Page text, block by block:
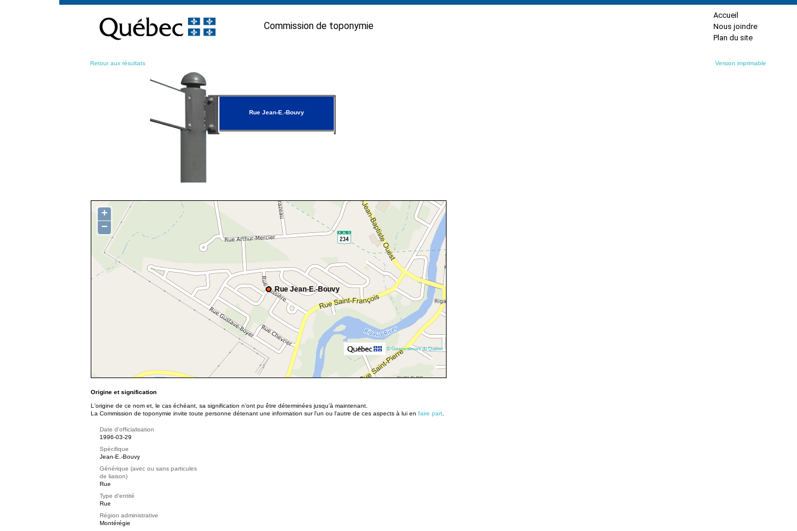
contenu
Commission de toponymie
Accueil
Nous joindre
Plan du site
Retour aux résultats Version imprimable
Rue Jean-E.-Bouvy
Rue Jean-E.-Bouvy
+
−
© Gouvernement du Québec
Origine et signification
L'origine de ce nom et, le cas échéant, sa signification n’ont pu être déterminées jusqu’à maintenant.
La Commission de toponymie invite toute personne détenant une information sur l'un ou l'autre de ces aspects à lui en faire part
Date d'officialisation
1996-03-29
Spécifique
Jean-E.-Bouvy
Générique (avec ou sans particules
de liaison)
Rue
Type d'entité
Rue
Région administrative
Montérégie